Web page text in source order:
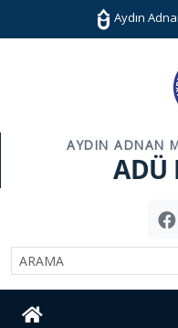
Aydın
AYDIN ADNAN
ADÜ